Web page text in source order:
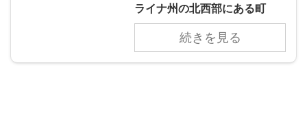
ライナ州の北西部にある町
続きを見る